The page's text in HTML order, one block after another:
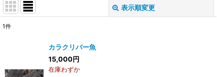
表示順変更
1件
カラクリバー魚
15,000円
在庫わずか